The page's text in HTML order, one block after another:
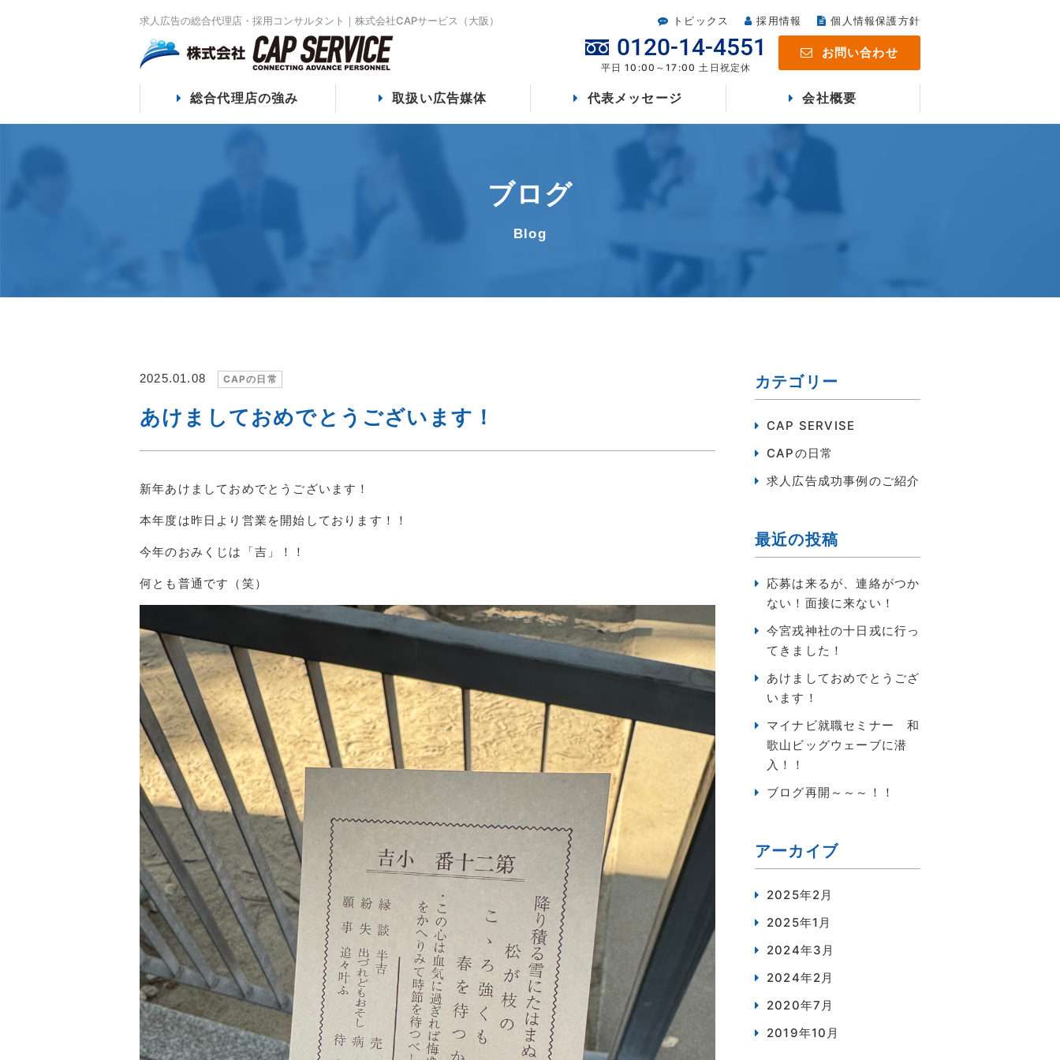
求人広告の総合代理店・採用コンサルタント｜株式会社CAPサービス（大阪） トピックス 採用情報 個人情報保護方針
0120-14-4551
平日 10:00～17:00 土日祝定休
お問い合わせ
総合代理店の強み 取扱い広告媒体 代表メッセージ 会社概要
ブログ
2025.01.08 CAPの日常
あけましておめでとうございます！
新年あけましておめでとうございます！
本年度は昨日より営業を開始しております！！
今年のおみくじは「吉」！！
何とも普通です（笑）
カテゴリー
CAP SERVISE
CAPの日常
求人広告成功事例のご紹介
最近の投稿
応募は来るが、連絡がつか
ない！面接に来ない！
今宮戎神社の十日戎に行っ
てきました！
あけましておめでとうござ
います！
マイナビ就職セミナー 和
歌山ビッグウェーブに潜
入！！
ブログ再開～～～！！
アーカイブ
2025年2月
2025年1月
2024年3月
2024年2月
2020年7月
2019年10月